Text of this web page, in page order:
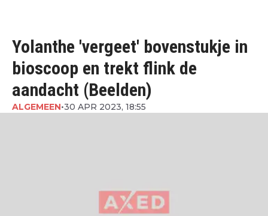
Yolanthe 'vergeet' bovenstukje in
bioscoop en trekt flink de
aandacht (Beelden)
ALGEMEEN•30 APR 2023, 18:55